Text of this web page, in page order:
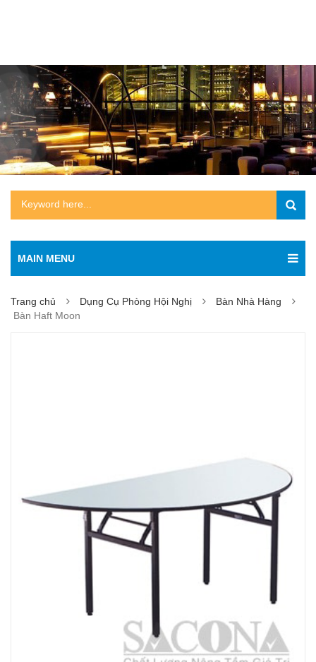
MAIN MENU
Trang chủ Dụng Cụ Phòng Hội Nghị
Bàn Nhà Hàng
Bàn Haft Moon